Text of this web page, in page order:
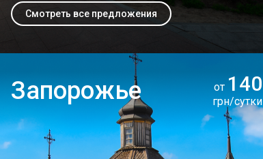
Смотреть все предложения
Запорожье от 140
грн/сутки